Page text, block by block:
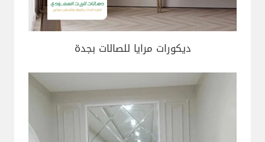
ديكورات مرايا للصالات بجدة